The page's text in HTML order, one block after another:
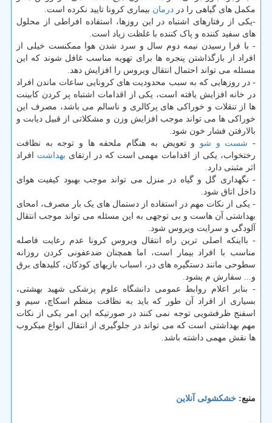
مکمل های گیاهی را در درمان بیماری کرونا تایید نکرده است.
-یکی از رفتارهای اشتباه در این روزها، استفاده افراطی از محلول
های سفید کننده و پاک کننده با غلظت زیاد است.
- با فرا رسیدن نیمه دوم سال و سرد شدن هوا ممکنست خیلی از
افراد از بازگذاشتن پنجره ها برای تهویه مناسب غافل شوند که این
مسئله می تواند احتمال انتقال ویروس را افزایش دهد.
- در روزهایی که به سبب محدودیت های کرونایی ساعات ماندن افراد
در خانه افزایش یافته است، یکی از اقدامات اشتباه پر کردن کابینت
ها از تنقلات و خوراکی های پرکالری و ناسالم می باشد، مصرف این
خوراکی ها می تواند موجب افزایش وزن و مشکلاتی از قبیل دیابت و
بالارفتن فشار خون شود.
- شست و شو و تعویض به هنگام ملحفه ها و توجه به نظافت
رختخواب، یکی از اقدامات مهمی است که در ارتقای بهداشت افراد
اثر مثبتی دارد.
- نگهداری گل و گیاه در منزل می تواند موجب بهبود کیفیت هوای
داخل اتاق شود.
- یکی از نکات مهم در استفاده از دستمال های یک بار مصرف، امحای
بهداشتی آن هاست و بی توجهی به این مسئله می تواند موجب انتقال
آلودگی و سرایت ویروس شود.
- بااینکه اصلی ترین راه انتقال ویروس کرونا عدم رعایت فاصله
مناسب با افراد بیمار است، اما همچنان ضدعفونی کردن روزانه
سطوحی مانند دستگیره های در، اسباب بازیهای کودکان، کلیدهای برق
و... سفارش م یشود.
- بنابر اعلام روابط عمومی دانشگاه علوم پزشکی شهید بهشتی،
بسیاری از افراد آن طور که باید به نظافت منظم اسکاچ، سیم و
اسفنج ظرفشویی توجه نمی کنند در صورتیکه این امر یکی از نکات
مهم بهداشتی است که می تواند در جلوگیری از انتقال انواع میکروب
ها نقش مهمی داشته باشد.
منبع: خشكشوئی آنلاین